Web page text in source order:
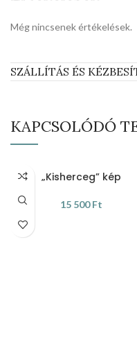
Még nincsenek értékelések.
SZÁLLÍTÁS ÉS
KAPCSOLÓDÓ
„Kisherceg” kép
15 500Ft